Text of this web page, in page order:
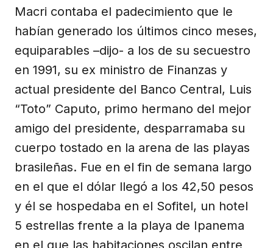
Macri contaba el padecimiento que le
habían generado los últimos cinco meses,
equiparables –dijo- a los de su secuestro
en 1991, su ex ministro de Finanzas y
actual presidente del Banco Central, Luis
“Toto” Caputo, primo hermano del mejor
amigo del presidente, desparramaba su
cuerpo tostado en la arena de las playas
brasileñas. Fue en el fin de semana largo
en el que el dólar llegó a los 42,50 pesos
y él se hospedaba en el Sofitel, un hotel
5 estrellas frente a la playa de Ipanema
en el que las habitaciones oscilan entre